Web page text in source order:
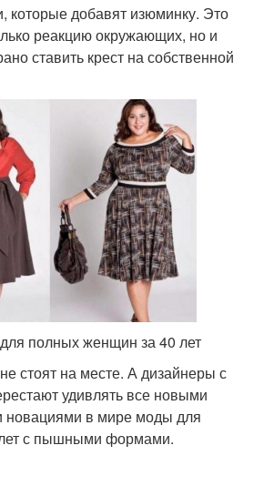
добавят изюминку. Это
реакцию окружающих, но и
ставить крест на собственной
полных женщин за 40 лет
стоят на месте. А дизайнеры с
удивлять все новыми
в мире моды для
с пышными формами.